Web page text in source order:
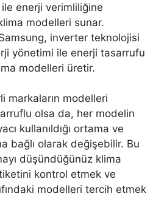
enerji verimliliğine
modelleri sunar.
inverter teknolojisi
yönetimi ile enerji tasarrufu
modelleri üretir.
markaların modelleri
olsa da, her modelin
kullanıldığı ortama ve
bağlı olarak değişebilir. Bu
düşündüğünüz klima
kontrol etmek ve
modelleri tercih etmek